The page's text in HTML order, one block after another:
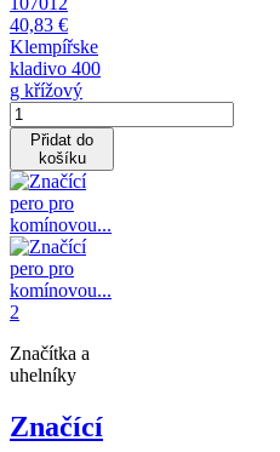
40,83 €
Klempířske
kladivo 400
g křížový
Přidat do
košíku
Značítka a
uhelníky
Značící